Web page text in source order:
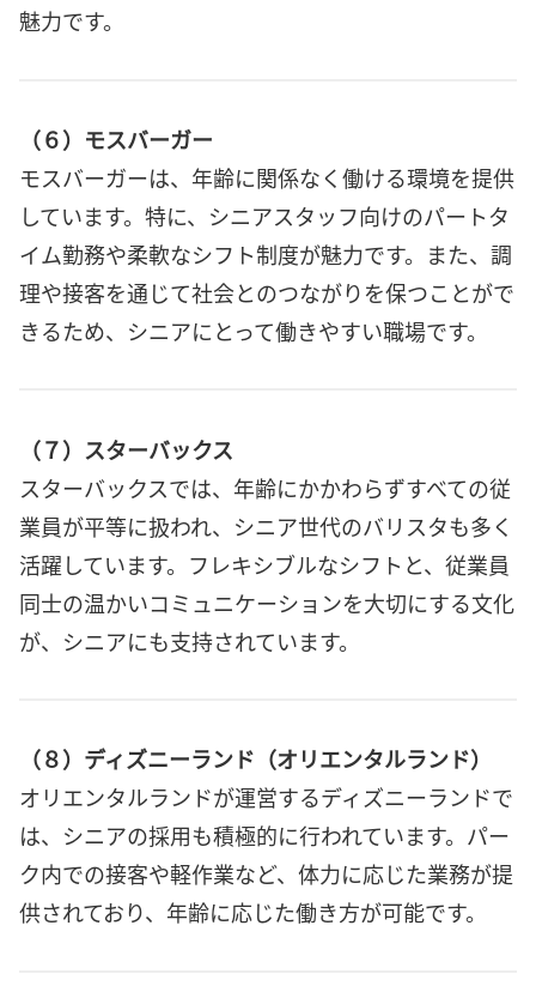
魅力です。
（６）モスバーガー
モスバーガーは、年齢に関係なく働ける環境を提供
しています。特に、シニアスタッフ向けのパートタ
イム勤務や柔軟なシフト制度が魅力です。また、調
理や接客を通じて社会とのつながりを保つことがで
きるため、シニアにとって働きやすい職場です。
（７）スターバックス
スターバックスでは、年齢にかかわらずすべての従
業員が平等に扱われ、シニア世代のバリスタも多く
活躍しています。フレキシブルなシフトと、従業員
同士の温かいコミュニケーションを大切にする文化
が、シニアにも支持されています。
（８）ディズニーランド（オリエンタルランド）
オリエンタルランドが運営するディズニーランドで
は、シニアの採用も積極的に行われています。パー
ク内での接客や軽作業など、体力に応じた業務が提
供されており、年齢に応じた働き方が可能です。